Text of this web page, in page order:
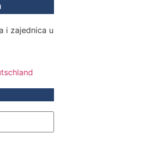
i zajednica u